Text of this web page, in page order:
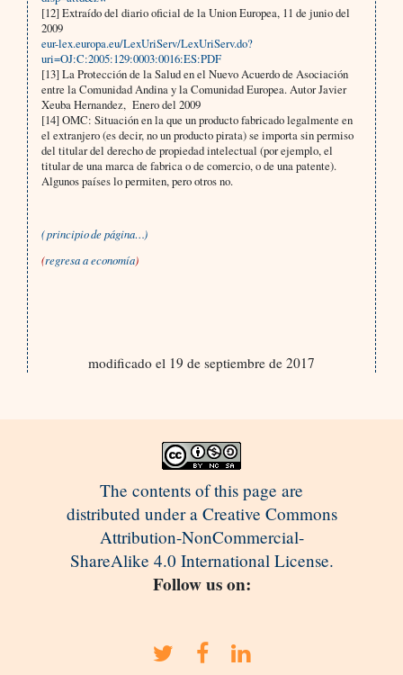
[12] Extraído del diario oficial de la Union Europea, 11 de junio del
2009
eur-lex.europa.eu/LexUriServ/LexUriServ.do?
uri=OJ:C:2005:129:0003:0016:ES:PDF
[13] La Protección de la Salud en el Nuevo Acuerdo de Asociación
entre la Comunidad Andina y la Comunidad Europea. Autor Javier
Xeuba Hernandez, Enero del 2009
[14] OMC: Situación en la que un producto fabricado legalmente en
el extranjero (es decir, no un producto pirata) se importa sin permiso
del titular del derecho de propiedad intelectual (por ejemplo, el
titular de una marca de fabrica o de comercio, o de una patente).
Algunos países lo permiten, pero otros no.
( principio de página…)
(regresa a economía)
modificado el 19 de septiembre de 2017
The contents of this page are
distributed under a Creative Commons
Attribution-NonCommercial-
ShareAlike 4.0 International License.
Follow us on: